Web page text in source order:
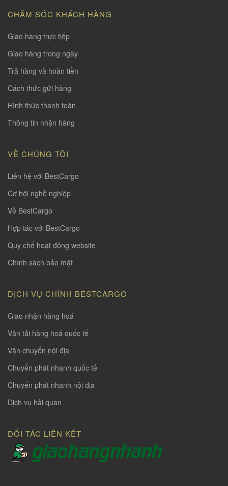
CHĂM SÓC KHÁCH HÀNG
Giao hàng trực tiếp
Giao hàng trong ngày
Trả hàng và hoàn tiền
Cách thức gửi hàng
Hình thức thanh toàn
Thông tin nhận hàng
VỀ CHÚNG TÔI
Liên hệ với BestCargo
Cơ hội nghề nghiệp
Về BestCargo
Hợp tác với BestCargo
Quy chế hoạt động website
Chính sách bảo mật
DỊCH VỤ CHÍNH BESTCARGO
Giao nhận hàng hoá
Vận tải hàng hoá quốc tế
Vận chuyển nội địa
Chuyển phát nhanh quốc tế
Chuyển phát nhanh nội địa
Dịch vụ hải quan
ĐỐI TÁC LIÊN KẾT